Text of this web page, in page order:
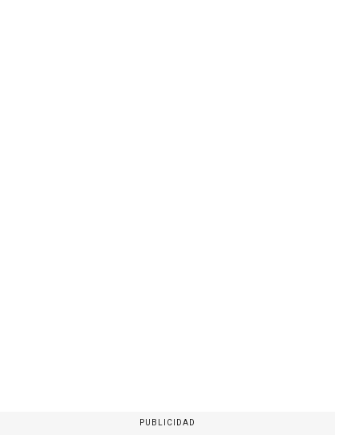
PUBLICIDAD